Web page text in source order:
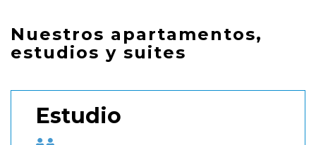
Nuestros apartamentos,
estudios y suites
Estudio